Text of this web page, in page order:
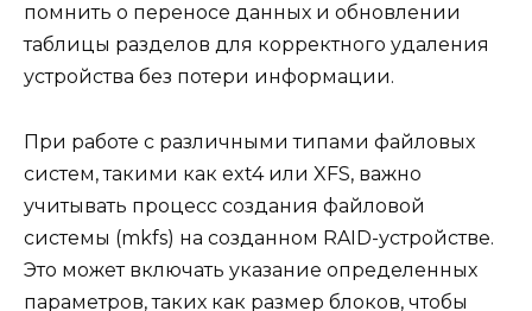
помнить о переносе данных и обновлении
таблицы разделов для корректного удаления
устройства без потери информации.
При работе с различными типами файловых
систем, такими как ext4 или XFS, важно
учитывать процесс создания файловой
системы (mkfs) на созданном RAID-устройстве.
Это может включать указание определенных
параметров, таких как размер блоков, чтобы